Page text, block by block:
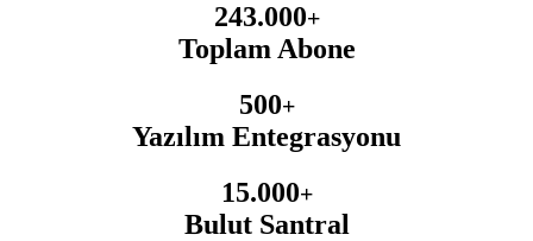
243.000+
Toplam Abone
500+
Yazılım Entegrasyonu
15.000+
Bulut Santral